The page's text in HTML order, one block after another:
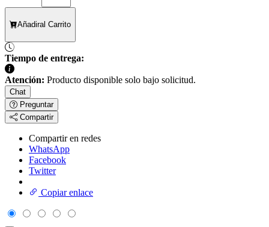
Añadiral Carrito
Tiempo de entrega:
Atención: Producto disponible solo bajo solicitud.
Chat
Preguntar
Compartir
Compartir en redes
WhatsApp
Facebook
Twitter
Copiar enlace